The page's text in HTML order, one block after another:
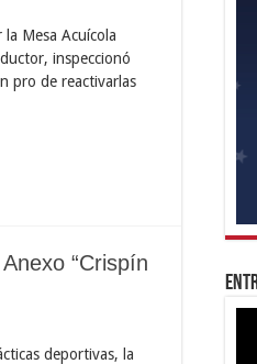
Mesa Acuícola
inspeccionó
pro de reactivarlas
“Crispín
deportivas, la